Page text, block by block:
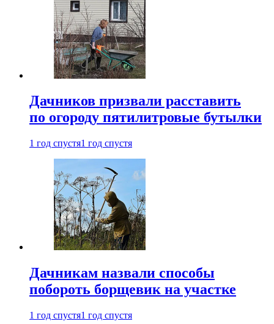
Дачников призвали расставить
по огороду пятилитровые бутылки
1 год спустя1 год спустя
Дачникам назвали способы
побороть борщевик на участке
1 год спустя1 год спустя